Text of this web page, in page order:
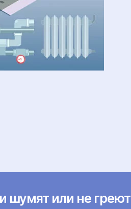
шумят или не греют